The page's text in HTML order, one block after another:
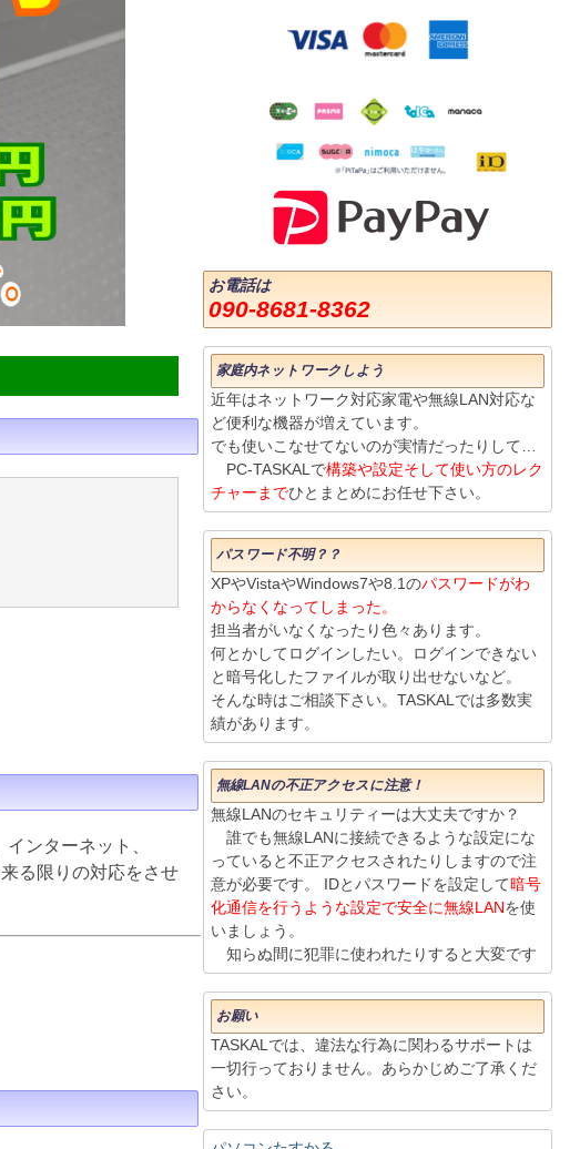
ンターネット、
る限りの対応をさせ
お電話は
090-8681-8362
家庭内ネットワークしよう
近年はネットワーク対応家電や無線LAN対応な
ど便利な機器が増えています。
でも使いこなせてないのが実情だったりして…
PC-TASKALで構築や設定そして使い方のレク
チャーまでひとまとめにお任せ下さい。
パスワード不明？？
XPやVistaやWindows7や8.1のパスワードがわ
からなくなってしまった。
担当者がいなくなったり色々あります。
何とかしてログインしたい。ログインできない
と暗号化したファイルが取り出せないなど。
そんな時はご相談下さい。TASKALでは多数実
績があります。
無線LANの不正アクセスに注意！
無線LANのセキュリティーは大丈夫ですか？
誰でも無線LANに接続できるような設定にな
っていると不正アクセスされたりしますので注
意が必要です。 IDとパスワードを設定して暗号
化通信を行うような設定で安全に無線LANを使
いましょう。
知らぬ間に犯罪に使われたりすると大変です
お願い
TASKALでは、違法な行為に関わるサポートは
一切行っておりません。あらかじめご了承くだ
さい。